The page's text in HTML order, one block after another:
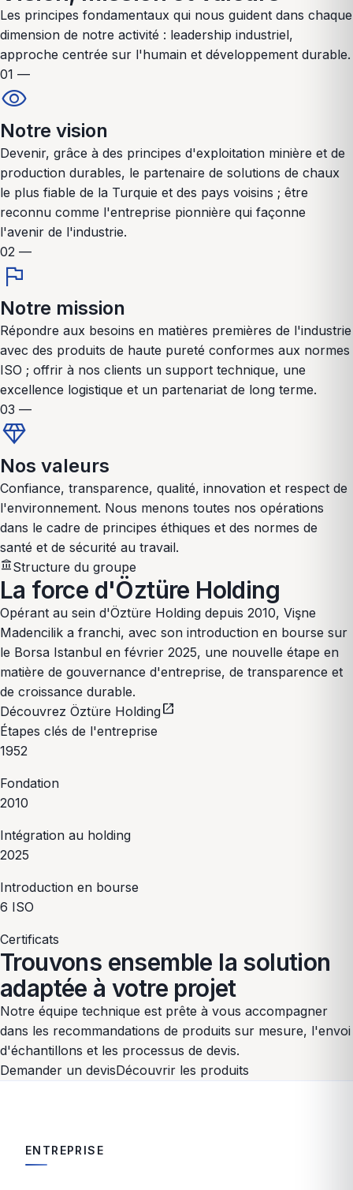
Les principes fondamentaux qui nous guident dans chaque
dimension de notre activité : leadership industriel,
approche centrée sur l'humain et développement durable.
01 —
visibility
Notre vision
Devenir, grâce à des principes d'exploitation minière et de
production durables, le partenaire de solutions de chaux
le plus fiable de la Turquie et des pays voisins ; être
reconnu comme l'entreprise pionnière qui façonne
l'avenir de l'industrie.
02 —
flag
Notre mission
Répondre aux besoins en matières premières de l'industrie
avec des produits de haute pureté conformes aux normes
ISO ; offrir à nos clients un support technique, une
excellence logistique et un partenariat de long terme.
03 —
diamond
Nos valeurs
Confiance, transparence, qualité, innovation et respect de
l'environnement. Nous menons toutes nos opérations
dans le cadre de principes éthiques et des normes de
santé et de sécurité au travail.
account_balanceStructure du groupe
La force d'Öztüre Holding
Opérant au sein d'Öztüre Holding depuis 2010, Vişne
Madencilik a franchi, avec son introduction en bourse sur
le Borsa Istanbul en février 2025, une nouvelle étape en
matière de gouvernance d'entreprise, de transparence et
de croissance durable.
Découvrez Öztüre Holdingopen_in_new
Étapes clés de l'entreprise
1952
Fondation
2010
Intégration au holding
2025
Introduction en bourse
6 ISO
Certificats
Trouvons ensemble la solution
adaptée à votre projet
Notre équipe technique est prête à vous accompagner
dans les recommandations de produits sur mesure, l'envoi
d'échantillons et les processus de devis.
Demander un devisDécouvrir les produits
ENTREPRISE